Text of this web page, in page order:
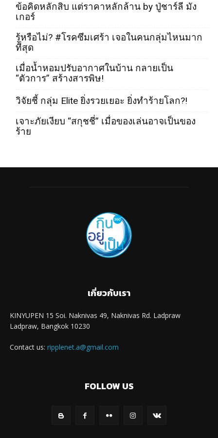
ข้อคิดหลักสิบ แต่ราคาหลักล้าน by ปู่ชาร์ลี มัง
เกอร์
รู้หรือไม่? #โรคซึมเศร้า เจอในคนกลุ่มไหนมาก
ที่สุด
เมื่อน้ำหอมปรับอากาศในบ้าน กลายเป็น
“ตัวการ” สร้างสารพิษ!
วิจัยชี้ กลุ่ม Elite ยิ่งรวยเยอะ ยิ่งทำร้ายโลก?!
เจาะภัยเงียบ “สกุชชี่” เมื่อของเล่นอาจเป็นของ
ร้าย
เกี่ยวกับเรา
KINYUPEN 15 Soi. Naknivas 49, Naknivas Rd. Ladpraw
Ladpraw, Bangkok 10230
Contact us: ripplenet.a@gmail.com
FOLLOW US